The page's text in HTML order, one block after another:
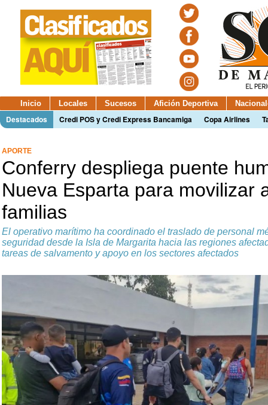
Inicio Locales Sucesos Afición Deportiva
Destacados Credi POS y Credi Express Bancamiga Copa Airlines
APORTE
Conferry despliega puente
Nueva Esparta para movilizar
familias
El operativo marítimo ha coordinado el traslado de personal
seguridad desde la Isla de Margarita hacia las regiones
tareas de salvamento y apoyo en los sectores afectados